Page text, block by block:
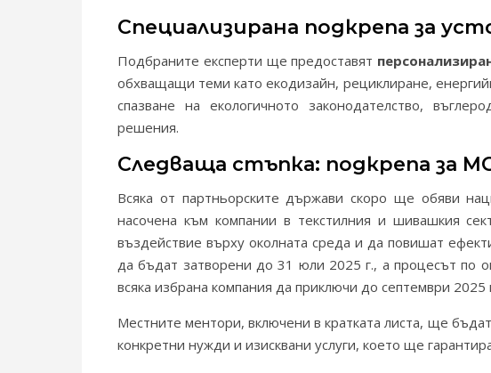
Специализирана подкрепа за
Подбраните експерти ще предоставят
обхващащи теми като екодизайн, рециклиране,
спазване на екологичното законодателство,
решения.
Следваща стъпка: подкрепа за
Всяка от партньорските държави скоро ще обяви
насочена към компании в текстилния и шивашкия
въздействие върху околната среда и да повишат
да бъдат затворени до 31 юли 2025 г., а процесът по
всяка избрана компания да приключи до септември 2025
Местните ментори, включени в кратката листа, ще
конкретни нужди и изисквани услуги, което ще